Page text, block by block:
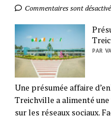
Commentaires sont
PAR
Une présumée affaire
Treichville a alimenté
sur les réseaux sociaux.